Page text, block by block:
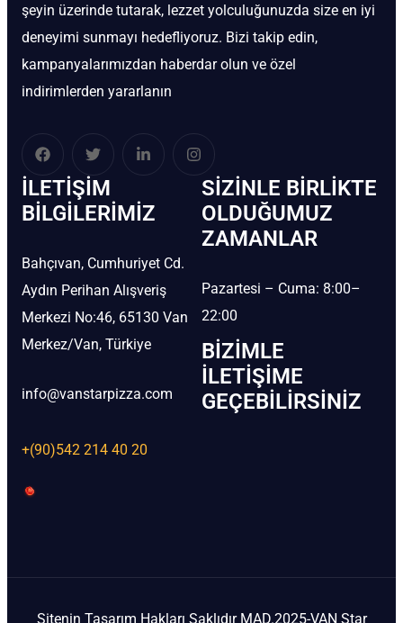
şeyin üzerinde tutarak, lezzet yolculuğunuzda size en iyi
deneyimi sunmayı hedefliyoruz. Bizi takip edin,
kampanyalarımızdan haberdar olun ve özel
indirimlerden yararlanın
İLETIŞIM
BİLGILERIMIZ
Bahçıvan, Cumhuriyet Cd.
Aydın Perihan Alışveriş
Merkezi No:46, 65130 Van
Merkez/Van, Türkiye
info@vanstarpizza.com
+(90)542 214 40 20
SIZINLE BIRLIKTE
OLDUĞUMUZ
ZAMANLAR
Pazartesi – Cuma: 8:00–
22:00
BIZIMLE
İLETIŞIME
GEÇEBILIRSINIZ
Sitenin Tasarım Hakları Saklıdır MAD.2025-VAN Star